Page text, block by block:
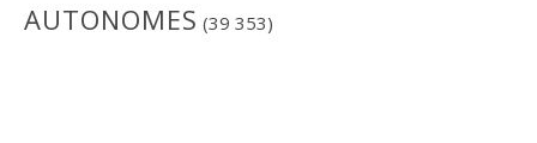
AUTONOMES (39 353)